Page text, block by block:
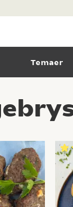
Temaer